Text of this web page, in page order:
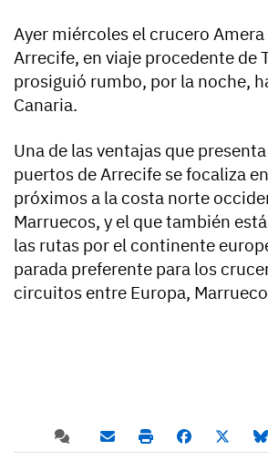
Ayer miércoles el crucero
Arrecife, en viaje procedente de
prosiguió rumbo, por la noche,
Canaria.
Una de las ventajas que
puertos de Arrecife se focaliza
próximos a la costa norte
Marruecos, y el que también
las rutas por el continente
parada preferente para los
circuitos entre Europa,